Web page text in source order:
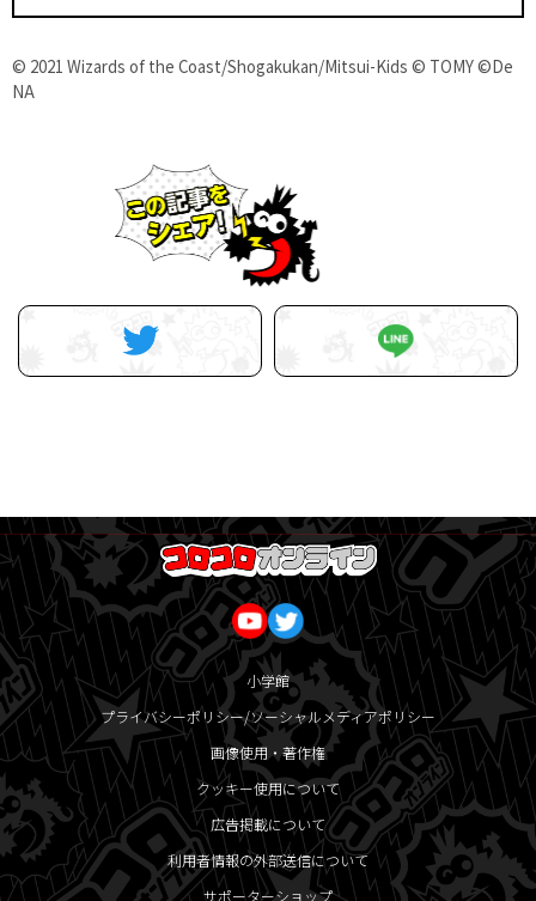
© 2021 Wizards of the Coast/Shogakukan/Mitsui-Kids © TOMY ©De
NA
小学館
プライバシーポリシー/ソーシャルメディアポリシー
画像使用・著作権
クッキー使用について
広告掲載について
利用者情報の外部送信について
サポーターショップ